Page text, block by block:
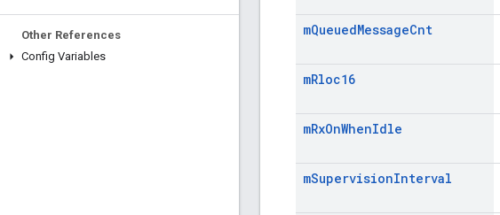
Other References
Config Variables
mQueuedMessageCnt
mRloc16
mRxOnWhenIdle
mSupervisionInterval